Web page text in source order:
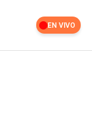
EN VIVO